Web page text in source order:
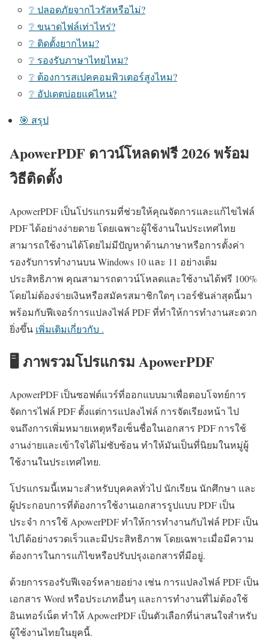
❔ ปลอดภัยจากไวรัสหรือไม่?
❔ ขนาดไฟล์เท่าไหร่?
❔ ติดตั้งยากไหม?
❔ รองรับภาษาไทยไหม?
❔ ต้องการสเปคคอมพิวเตอร์สูงไหม?
❔ อัปเดตบ่อยแค่ไหน?
🎯 สรุป
ApowerPDF ดาวน์โหลดฟรี 2026 พร้อม
วิธีติดตั้ง
ApowerPDF เป็นโปรแกรมที่ช่วยให้คุณจัดการและแก้ไขไฟล์
PDF ได้อย่างง่ายดาย โดยเฉพาะผู้ใช้งานในประเทศไทย
สามารถใช้งานได้โดยไม่มีปัญหาด้านภาษาหรือการตั้งค่า
รองรับการทำงานบน Windows 10 และ 11 อย่างเต็ม
ประสิทธิภาพ คุณสามารถดาวน์โหลดและใช้งานได้ฟรี 100%
โดยไม่ต้องจ่ายเงินหรือสมัครสมาชิกใดๆ เวอร์ชันล่าสุดนี้มา
พร้อมกับฟีเจอร์การแปลงไฟล์ PDF ที่ทำให้การทำงานสะดวก
ยิ่งขึ้น เพิ่มเติมเกี่ยวกับ .
🖥️ ภาพรวมโปรแกรม ApowerPDF
ApowerPDF เป็นซอฟต์แวร์ที่ออกแบบมาเพื่อตอบโจทย์การ
จัดการไฟล์ PDF ตั้งแต่การแปลงไฟล์ การจัดเรียงหน้า ไป
จนถึงการเพิ่มหมายเหตุหรือเซ็นชื่อในเอกสาร PDF การใช้
งานง่ายและเข้าใจได้ไม่ซับซ้อน ทำให้มันเป็นที่นิยมในหมู่ผู้
ใช้งานในประเทศไทย.
โปรแกรมนี้เหมาะสำหรับบุคคลทั่วไป นักเรียน นักศึกษา และ
ผู้ประกอบการที่ต้องการใช้งานเอกสารรูปแบบ PDF เป็น
ประจำ การใช้ ApowerPDF ทำให้การทำงานกับไฟล์ PDF เป็น
ไปได้อย่างรวดเร็วและมีประสิทธิภาพ โดยเฉพาะเมื่อมีความ
ต้องการในการแก้ไขหรือปรับปรุงเอกสารที่มีอยู่.
ด้วยการรองรับฟีเจอร์หลายอย่าง เช่น การแปลงไฟล์ PDF เป็น
เอกสาร Word หรือประเภทอื่นๆ และการทำงานที่ไม่ต้องใช้
อินเทอร์เน็ต ทำให้ ApowerPDF เป็นตัวเลือกที่น่าสนใจสำหรับ
ผู้ใช้งานไทยในยุคนี้.